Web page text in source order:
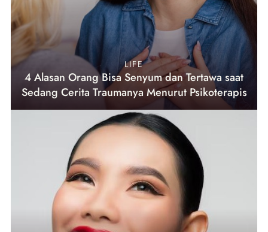
LIFE
4 Alasan Orang Bisa Senyum dan Tertawa saat
Sedang Cerita Traumanya Menurut Psikoterapis